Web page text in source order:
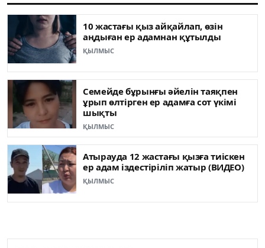
10 жастағы қыз айқайлап, өзін
аңдыған ер адамнан құтылды
ҚЫЛМЫС
Семейде бұрынғы әйелін таяқпен
ұрып өлтірген ер адамға сот үкімі
шықты
ҚЫЛМЫС
Атырауда 12 жастағы қызға тиіскен
ер адам іздестіріліп жатыр (ВИДЕО)
ҚЫЛМЫС